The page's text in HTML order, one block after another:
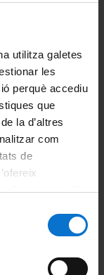
utilitza galetes
les
perquè accediu
que
la d’altres
com
de
de navegació).
de la